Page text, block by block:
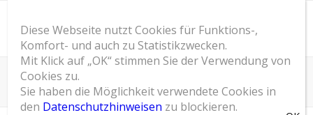
Schlagwortarchiv für: SEO
Du bist hier: Startseite / SOM Blog / SEO
Diese Webseite nutzt Cookies für Funktions-,
Komfort- und auch zu Statistikzwecken.
Mit Klick auf „OK“ stimmen Sie der Verwendung von
Cookies zu.
Sie haben die Möglichkeit verwendete Cookies in
den Datenschutzhinweisen zu blockieren.